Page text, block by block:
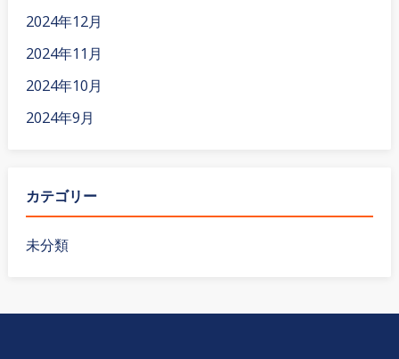
2024年12月
2024年11月
2024年10月
2024年9月
カテゴリー
未分類